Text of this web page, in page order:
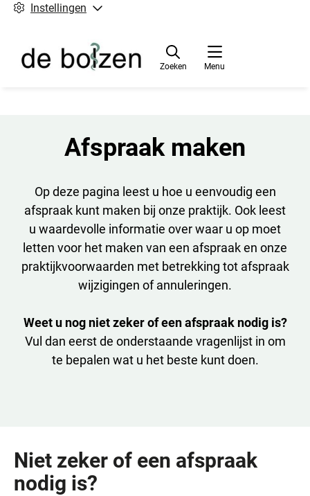
Instellingen
Menu
Zoeken
Afspraak maken
Op deze pagina leest u hoe u eenvoudig een
afspraak kunt maken bij onze praktijk. Ook leest
u waardevolle informatie over waar u op moet
letten voor het maken van een afspraak en onze
praktijkvoorwaarden met betrekking tot afspraak
wijzigingen of annuleringen.
Weet u nog niet zeker of een afspraak nodig is?
Vul dan eerst de onderstaande vragenlijst in om
te bepalen wat u het beste kunt doen.
Niet zeker of een afspraak
nodig is?